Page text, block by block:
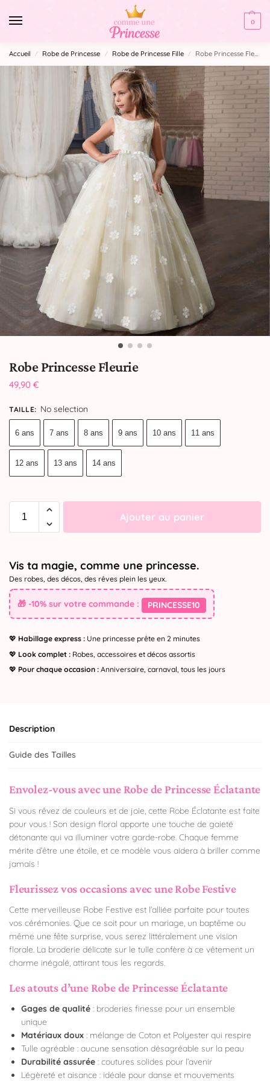
0
Accueil / Robe de Princesse / Robe de Princesse Fille / Robe Princesse Fleurie
Robe Princesse Fleurie
49,90 €
TAILLE: No selection
6 ans 7 ans 8 ans 9 ans 10 ans 11 ans
12 ans 13 ans 14 ans
Ajouter au panier
Vis ta magie, comme une princesse.
Des robes, des décos, des rêves plein les yeux.
🎁 -10% sur votre commande : PRINCESSE10
💖 Habillage express : Une princesse prête en 2 minutes
💖 Look complet : Robes, accessoires et décos assortis
💖 Pour chaque occasion : Anniversaire, carnaval, tous les jours
Description
Guide des Tailles
Envolez-vous avec une Robe de Princesse Éclatante
Si vous rêvez de couleurs et de joie, cette Robe Éclatante est faite
pour vous ! Son design floral apporte une touche de gaieté
détonante qui va illuminer votre garde-robe. Chaque femme
mérite d’être une étoile, et ce modèle vous aidera à briller comme
jamais !
Fleurissez vos occasions avec une Robe Festive
Cette merveilleuse Robe Festive est l’alliée parfaite pour toutes
vos cérémonies. Que ce soit pour un mariage, un baptême ou
même une fête surprise, vous serez littéralement une vision
florale. La broderie délicate sur le tulle confère à ce vêtement un
charme inégalé, attirant tous les regards.
Les atouts d’une Robe de Princesse Éclatante
Gages de qualité : broderies finesse pour un ensemble
unique
Matériaux doux : mélange de Coton et Polyester qui respire
Tulle agréable : aucune sensation désagréable sur la peau
Durabilité assurée : coutures solides pour l’avenir
Légèreté et aisance : idéale pour danse et mouvements